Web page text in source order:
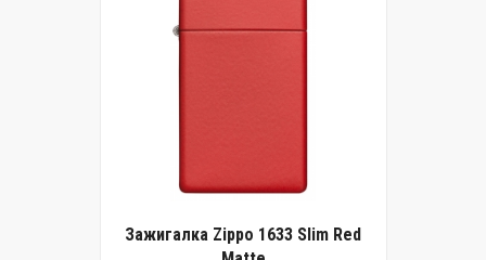
Зажигалка Zippo 1633 Slim Red